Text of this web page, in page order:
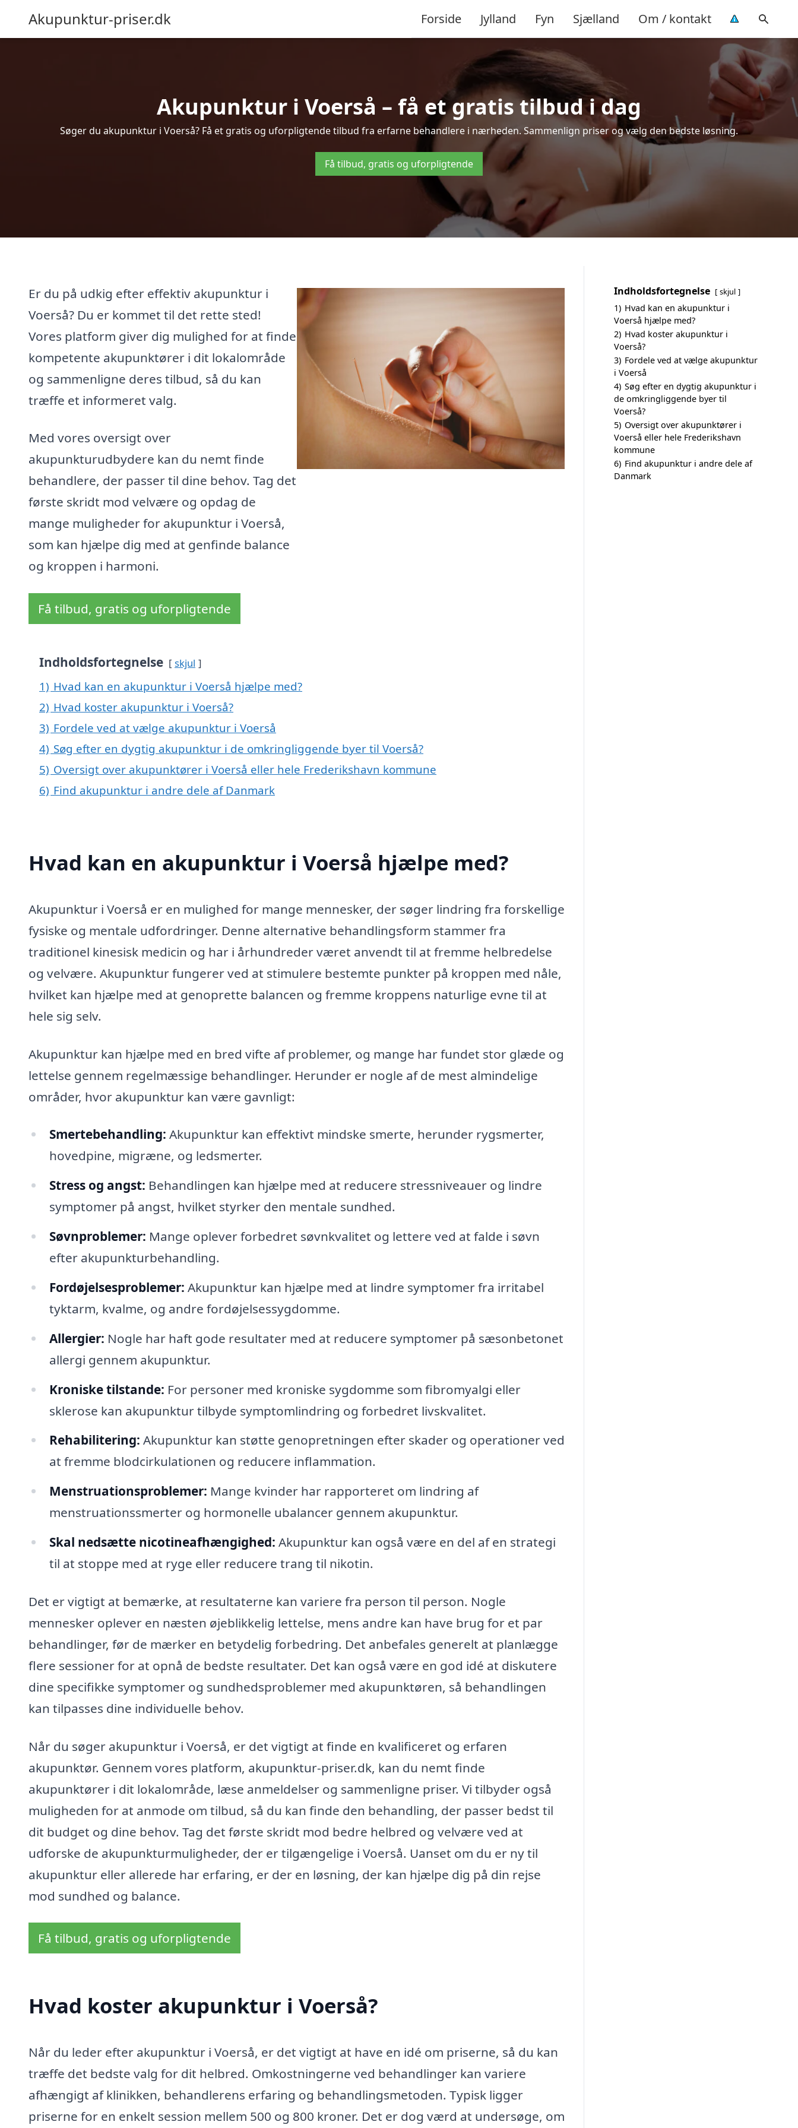
Akupunktur-priser.dk Forside Jylland Fyn Sjælland Om / kontakt
Akupunktur i Voerså – få et gratis tilbud i dag
Søger du akupunktur i Voerså? Få et gratis og uforpligtende tilbud fra erfarne behandlere i nærheden. Sammenlign priser og vælg den bedste løsning.
Få tilbud, gratis og uforpligtende
Er du på udkig efter effektiv akupunktur i
Voerså? Du er kommet til det rette sted!
Vores platform giver dig mulighed for at finde
kompetente akupunktører i dit lokalområde
og sammenligne deres tilbud, så du kan
træffe et informeret valg.
Med vores oversigt over
akupunkturudbydere kan du nemt finde
behandlere, der passer til dine behov. Tag det
første skridt mod velvære og opdag de
mange muligheder for akupunktur i Voerså,
som kan hjælpe dig med at genfinde balance
og kroppen i harmoni.
Få tilbud, gratis og uforpligtende
Indholdsfortegnelse skjul
1) Hvad kan en akupunktur i Voerså hjælpe med?
2) Hvad koster akupunktur i Voerså?
3) Fordele ved at vælge akupunktur i Voerså
4) Søg efter en dygtig akupunktur i de omkringliggende byer til Voerså?
5) Oversigt over akupunktører i Voerså eller hele Frederikshavn kommune
6) Find akupunktur i andre dele af Danmark
Hvad kan en akupunktur i Voerså hjælpe med?
Akupunktur i Voerså er en mulighed for mange mennesker, der søger lindring fra forskellige
fysiske og mentale udfordringer. Denne alternative behandlingsform stammer fra
traditionel kinesisk medicin og har i århundreder været anvendt til at fremme helbredelse
og velvære. Akupunktur fungerer ved at stimulere bestemte punkter på kroppen med nåle,
hvilket kan hjælpe med at genoprette balancen og fremme kroppens naturlige evne til at
hele sig selv.
Akupunktur kan hjælpe med en bred vifte af problemer, og mange har fundet stor glæde og
lettelse gennem regelmæssige behandlinger. Herunder er nogle af de mest almindelige
områder, hvor akupunktur kan være gavnligt:
Smertebehandling: Akupunktur kan effektivt mindske smerte, herunder rygsmerter,
hovedpine, migræne, og ledsmerter.
Stress og angst: Behandlingen kan hjælpe med at reducere stressniveauer og lindre
symptomer på angst, hvilket styrker den mentale sundhed.
Søvnproblemer: Mange oplever forbedret søvnkvalitet og lettere ved at falde i søvn
efter akupunkturbehandling.
Fordøjelsesproblemer: Akupunktur kan hjælpe med at lindre symptomer fra irritabel
tyktarm, kvalme, og andre fordøjelsessygdomme.
Allergier: Nogle har haft gode resultater med at reducere symptomer på sæsonbetonet
allergi gennem akupunktur.
Kroniske tilstande: For personer med kroniske sygdomme som fibromyalgi eller
sklerose kan akupunktur tilbyde symptomlindring og forbedret livskvalitet.
Rehabilitering: Akupunktur kan støtte genopretningen efter skader og operationer ved
at fremme blodcirkulationen og reducere inflammation.
Menstruationsproblemer: Mange kvinder har rapporteret om lindring af
menstruationssmerter og hormonelle ubalancer gennem akupunktur.
Skal nedsætte nicotineafhængighed: Akupunktur kan også være en del af en strategi
til at stoppe med at ryge eller reducere trang til nikotin.
Det er vigtigt at bemærke, at resultaterne kan variere fra person til person. Nogle
mennesker oplever en næsten øjeblikkelig lettelse, mens andre kan have brug for et par
behandlinger, før de mærker en betydelig forbedring. Det anbefales generelt at planlægge
flere sessioner for at opnå de bedste resultater. Det kan også være en god idé at diskutere
dine specifikke symptomer og sundhedsproblemer med akupunktøren, så behandlingen
kan tilpasses dine individuelle behov.
Når du søger akupunktur i Voerså, er det vigtigt at finde en kvalificeret og erfaren
akupunktør. Gennem vores platform, akupunktur-priser.dk, kan du nemt finde
akupunktører i dit lokalområde, læse anmeldelser og sammenligne priser. Vi tilbyder også
muligheden for at anmode om tilbud, så du kan finde den behandling, der passer bedst til
dit budget og dine behov. Tag det første skridt mod bedre helbred og velvære ved at
udforske de akupunkturmuligheder, der er tilgængelige i Voerså. Uanset om du er ny til
akupunktur eller allerede har erfaring, er der en løsning, der kan hjælpe dig på din rejse
mod sundhed og balance.
Få tilbud, gratis og uforpligtende
Hvad koster akupunktur i Voerså?
Når du leder efter akupunktur i Voerså, er det vigtigt at have en idé om priserne, så du kan
træffe det bedste valg for dit helbred. Omkostningerne ved behandlinger kan variere
afhængigt af klinikken, behandlerens erfaring og behandlingsmetoden. Typisk ligger
priserne for en enkelt session mellem 500 og 800 kroner. Det er dog værd at undersøge, om
Indholdsfortegnelse skjul
1) Hvad kan en akupunktur i
Voerså hjælpe med?
2) Hvad koster akupunktur i
Voerså?
3) Fordele ved at vælge akupunktur
i Voerså
4) Søg efter en dygtig akupunktur i
de omkringliggende byer til
Voerså?
5) Oversigt over akupunktører i
Voerså eller hele Frederikshavn
kommune
6) Find akupunktur i andre dele af
Danmark